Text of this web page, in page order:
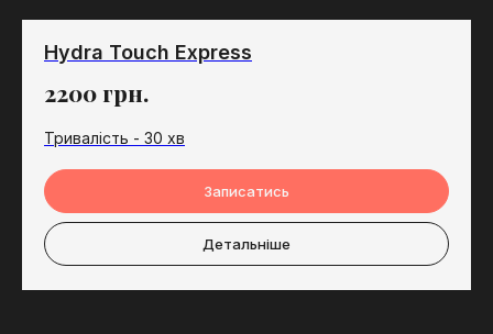
Hydra Touch Express
2200 грн.
Тривалість - 30 хв
Записатись
Детальніше